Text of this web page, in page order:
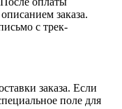
заказа.
с трек-
заказа. Если
поле для